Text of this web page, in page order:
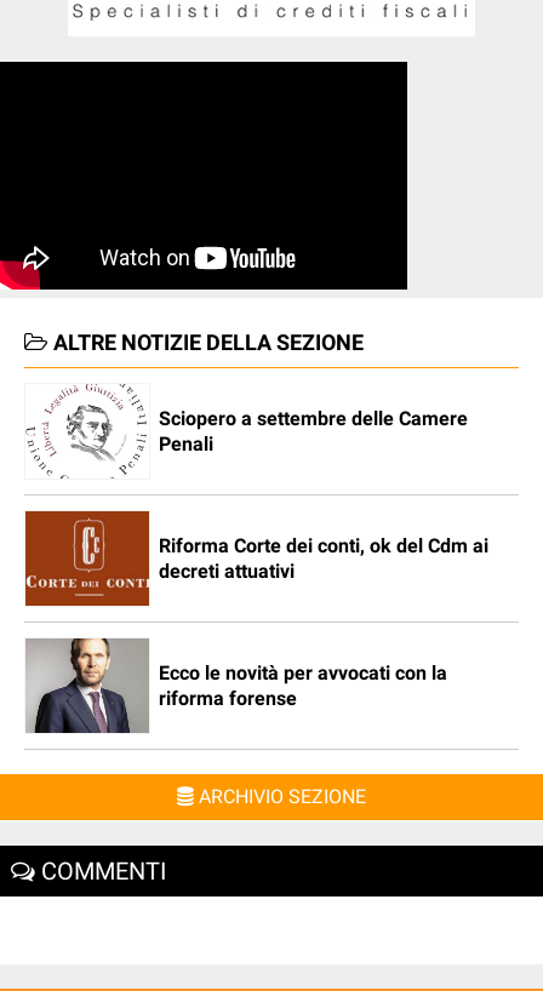
ALTRE NOTIZIE DELLA SEZIONE
Sciopero a settembre delle Camere
Penali
Riforma Corte dei conti, ok del Cdm ai
decreti attuativi
Ecco le novità per avvocati con la
riforma forense
ARCHIVIO SEZIONE
COMMENTI